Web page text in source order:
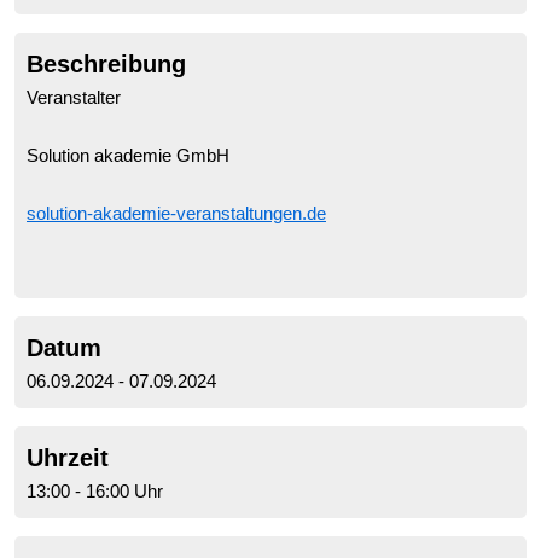
Beschreibung
Veranstalter
Solution akademie GmbH
solution-akademie-veranstaltungen.de
Datum
06.09.2024 - 07.09.2024
Uhrzeit
13:00 - 16:00 Uhr